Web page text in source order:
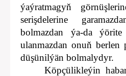
ýaýratmagyň
serişdelerine
bolmazdan ýa-da
ulanmazdan onuň berlen
düşünilýän bolmalydyr.
Köpçülikleýin